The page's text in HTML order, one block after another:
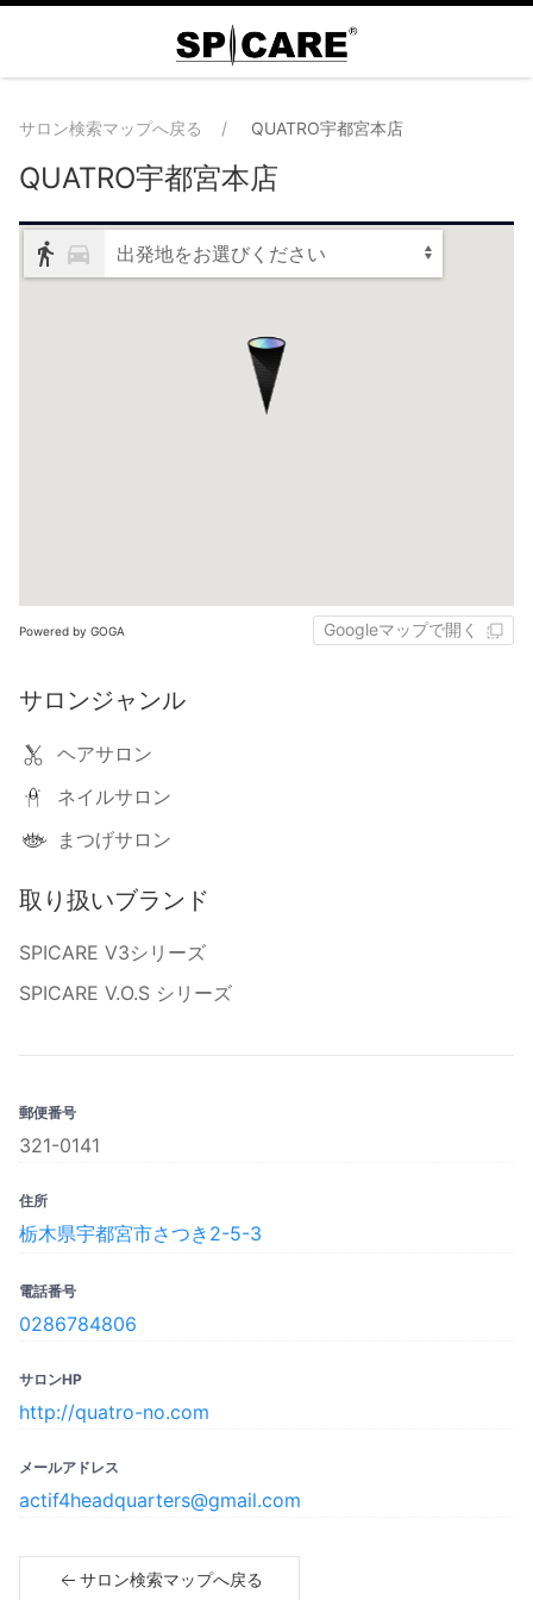
サロン検索マップへ戻る QUATRO宇都宮本店
QUATRO宇都宮本店
出発地をお選びください
Powered by GOGA Googleマップで開く
サロンジャンル
ヘアサロン
ネイルサロン
まつげサロン
取り扱いブランド
SPICARE V3シリーズ
SPICARE V.O.S シリーズ
郵便番号
321-0141
住所
栃木県宇都宮市さつき2-5-3
電話番号
0286784806
サロンHP
http://quatro-no.com
メールアドレス
actif4headquarters@gmail.com
サロン検索マップへ戻る